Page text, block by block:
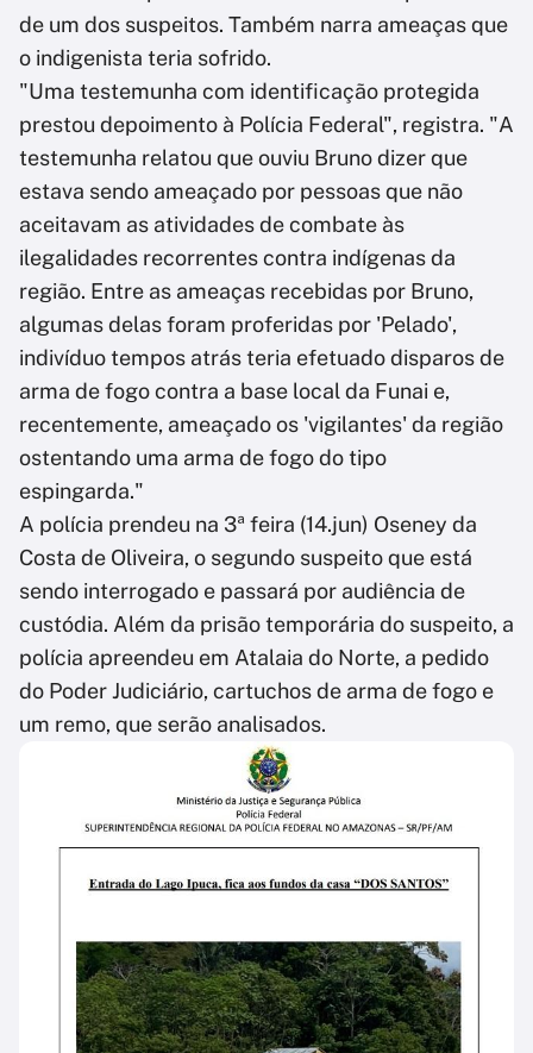
de um dos suspeitos. Também narra ameaças que
o indigenista teria sofrido.
"Uma testemunha com identificação protegida
prestou depoimento à Polícia Federal", registra. "A
testemunha relatou que ouviu Bruno dizer que
estava sendo ameaçado por pessoas que não
aceitavam as atividades de combate às
ilegalidades recorrentes contra indígenas da
região. Entre as ameaças recebidas por Bruno,
algumas delas foram proferidas por 'Pelado',
indivíduo tempos atrás teria efetuado disparos de
arma de fogo contra a base local da Funai e,
recentemente, ameaçado os 'vigilantes' da região
ostentando uma arma de fogo do tipo
espingarda."
A polícia prendeu na 3ª feira (14.jun) Oseney da
Costa de Oliveira, o segundo suspeito que está
sendo interrogado e passará por audiência de
custódia. Além da prisão temporária do suspeito, a
polícia apreendeu em Atalaia do Norte, a pedido
do Poder Judiciário, cartuchos de arma de fogo e
um remo, que serão analisados.